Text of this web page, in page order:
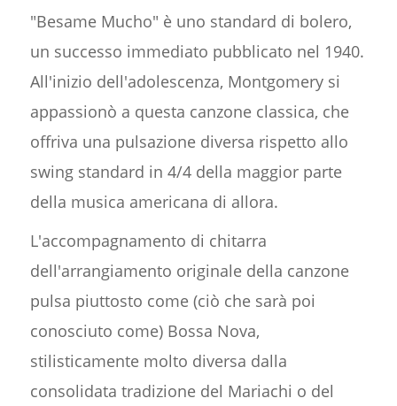
"Besame Mucho" è uno standard di bolero,
un successo immediato pubblicato nel 1940.
All'inizio dell'adolescenza, Montgomery si
appassionò a questa canzone classica, che
offriva una pulsazione diversa rispetto allo
swing standard in 4/4 della maggior parte
della musica americana di allora.
L'accompagnamento di chitarra
dell'arrangiamento originale della canzone
pulsa piuttosto come (ciò che sarà poi
conosciuto come) Bossa Nova,
stilisticamente molto diversa dalla
consolidata tradizione del Mariachi o del